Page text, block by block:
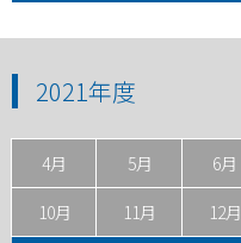
2021年度
4月 5月 6月
10月 11月 12月